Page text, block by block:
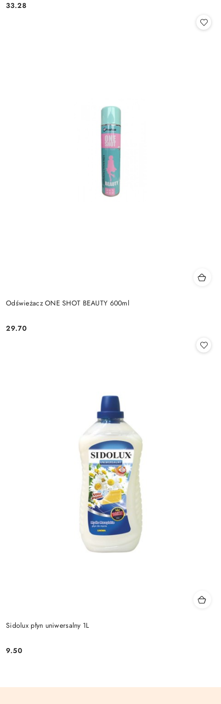
Cena:
33.28
Odświeżacz ONE SHOT BEAUTY 600ml
Cena:
29.70
Sidolux płyn uniwersalny 1L
Cena:
9.50